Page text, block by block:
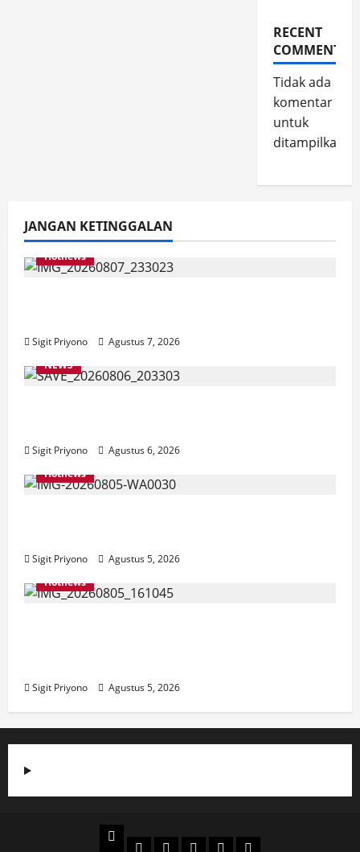
RECENT
COMMENTS
Tidak ada
komentar
untuk
ditampilkan.
JANGAN KETINGGALAN
Hotnews
Sigit Priyono
Agustus 7, 2026
NEWS
Sigit Priyono
Agustus 6, 2026
Hotnews
Sigit Priyono
Agustus 5, 2026
Hotnews
Sigit Priyono Agustus 5, 2026
Beranda
PolitikOtomotifEkonomiSosialtentang